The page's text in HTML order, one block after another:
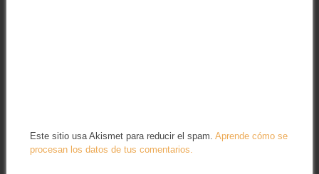
Este sitio usa Akismet para reducir el spam. Aprende cómo se
procesan los datos de tus comentarios.